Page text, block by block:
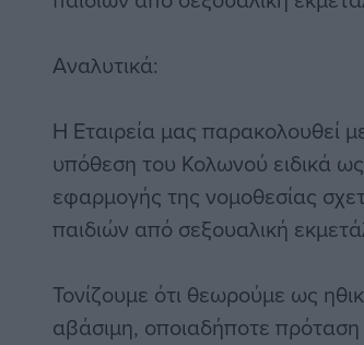
Αναλυτικά:
Η Εταιρεία μας παρακολουθεί
υπόθεση του Κολωνού ειδικά
εφαρμογής της νομοθεσίας
παιδιών από σεξουαλική
Τονίζουμε ότι θεωρούμε ως
αβάσιμη, οποιαδήποτε πρόταση